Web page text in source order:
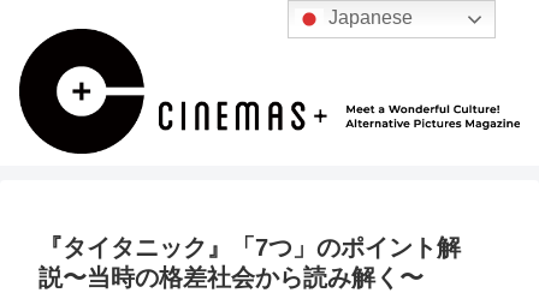
『タイタニック』「7つ」のポイント解
説〜当時の格差社会から読み解く〜
Japanese